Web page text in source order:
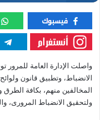
واصلت الإدارة العامة للمرور
الانضباط، وتطبيق قانون
المخالفين منهم، بكافة الطرق
ولتحقيق الانضباط المرورى،